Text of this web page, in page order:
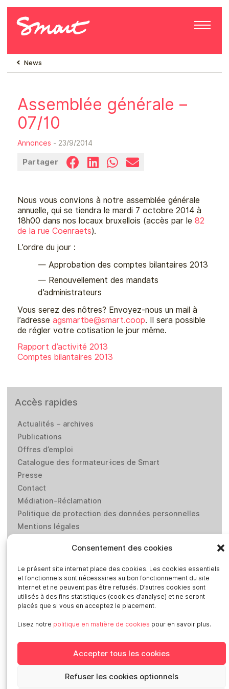
Consentement des cookies
Le présent site internet place des cookies. Les cookies essentiels
et fonctionnels sont nécessaires au bon fonctionnement du site
Internet et ne peuvent pas être refusés. D’autres cookies sont
utilisés à des fins statistiques (cookies d’analyse) et ne seront
placés que si vous en acceptez le placement.
Lisez notre politique en matière de cookies pour en savoir plus.
Accepter tous les cookies
Refuser les cookies optionnels
News
Assemblée générale –
07/10
Annonces - 23/9/2014
Partager
Nous vous convions à notre assemblée générale
annuelle, qui se tiendra le mardi 7 octobre 2014 à
18h00 dans nos locaux bruxellois (accès par le82
de la rue Coenraets).
L’ordre du jour :
Approbation des comptes bilantaires 2013
Renouvellement des mandats
d’administrateurs
Vous serez des nôtres? Envoyez-nous un mail à
l’adresseagsmartbe@smart.coop. Il sera possible
de régler votre cotisation le jour même.
Rapport d’activité 2013
Comptes bilantaires 2013
Accès rapides
Actualités – archives
Publications
Offres d’emploi
Catalogue des formateur·ices de Smart
Presse
Contact
Médiation-Réclamation
Politique de protection des données personnelles
Mentions légales
Réseaux sociaux
Italia